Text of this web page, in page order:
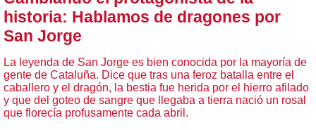
historia: Hablamos de dragones por
San Jorge
La leyenda de San Jorge es bien conocida por la mayoría de
gente de Cataluña. Dice que tras una feroz batalla entre el
caballero y el dragón, la bestia fue herida por el hierro afilado
y que del goteo de sangre que llegaba a tierra nació un rosal
que florecía profusamente cada abril.